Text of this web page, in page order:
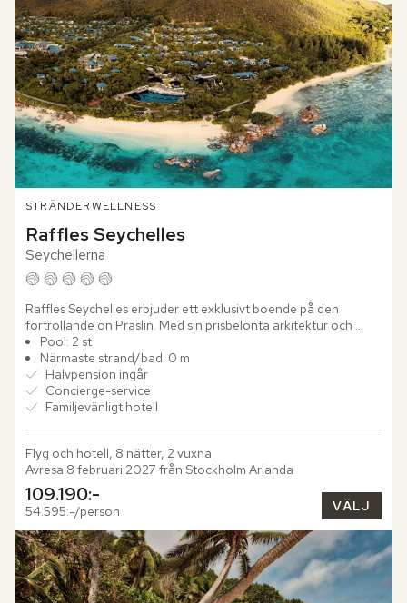
STRÄNDERWELLNESS
Raffles Seychelles
Seychellerna
Raffles Seychelles erbjuder ett exklusivt boende på den
förtrollande ön Praslin. Med sin prisbelönta arkitektur och
idylliska omgivningar är hotellet ett paradis för dig som söker...
Pool: 2 st
Närmaste strand/bad: 0 m
Halvpension ingår
Concierge-service
Familjevänligt hotell
Flyg och hotell, 8 nätter, 2 vuxna
Avresa 8 februari 2027 från Stockholm Arlanda
109.190:-
54.595:-/person VÄLJ